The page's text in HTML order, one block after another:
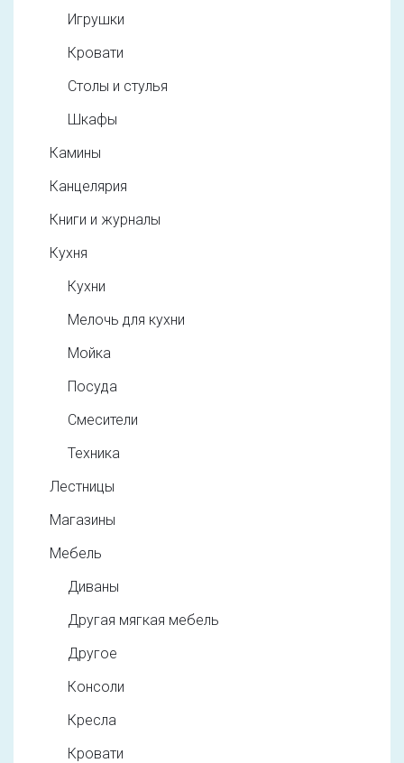
Игрушки
Кровати
Столы и стулья
Шкафы
Камины
Канцелярия
Книги и журналы
Кухня
Кухни
Мелочь для кухни
Мойка
Посуда
Смесители
Техника
Лестницы
Магазины
Мебель
Диваны
Другая мягкая мебель
Другое
Консоли
Кресла
Кровати